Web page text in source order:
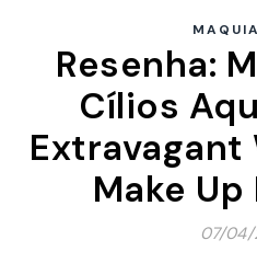
Resenha:
Cílios
Make Up
07/04/